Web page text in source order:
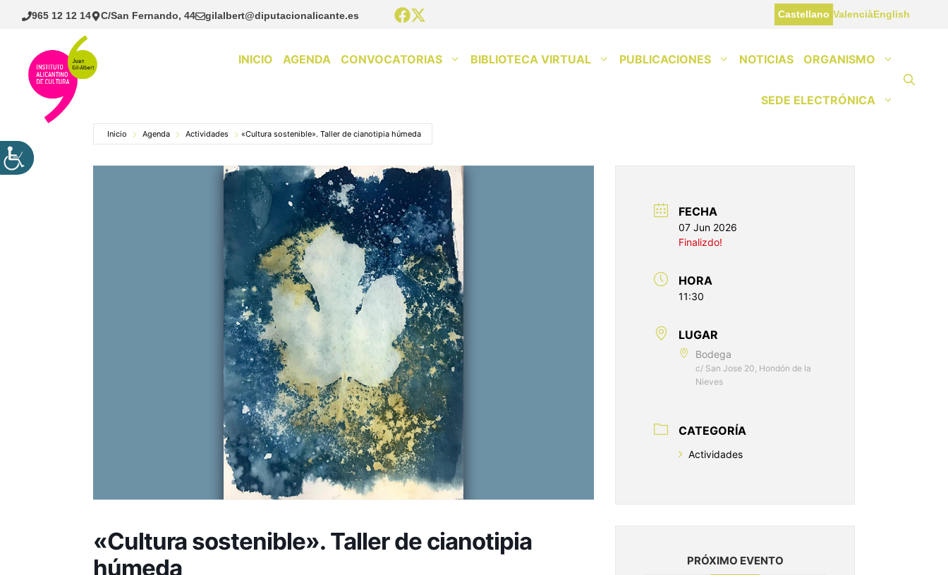
Saltar
965 12 12 14 C/San Fernando, 44 gilalbert@diputacionalicante.es Castellano ValenciàEnglish
INICIO AGENDA CONVOCATORIAS BIBLIOTECA VIRTUAL PUBLICACIONES NOTICIAS ORGANISMO
SEDE ELECTRÓNICA
Inicio Agenda Actividades «Cultura sostenible». Taller de cianotipia húmeda
«Cultura sostenible». Taller de cianotipia
húmeda
FECHA
07 Jun 2026
Finalizdo!
HORA
11:30
LUGAR
Bodega
c/ San Jose 20, Hondón de la
Nieves
CATEGORÍA
Actividades
PRÓXIMO EVENTO